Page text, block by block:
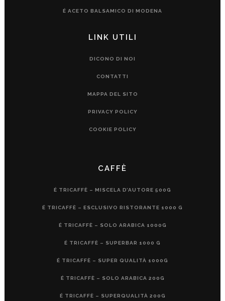
É ACETO BALSAMICO DI MODENA
LINK UTILI
DICONO DI NOI
CONTATTI
MAPPA DEL SITO
PRIVACY POLICY
COOKIE POLICY
CAFFÈ
É TRICAFFÈ – MISCELA D’AUTORE 500G
É TRICAFFÈ – ESCLUSIVO RISTORANTE 1000 G
É TRICAFFÈ – SOLO ARABICA 1000G
É TRICAFFÈ – SUPERBAR 1000 G
É TRICAFFÈ – SUPER QUALITÀ 1000G
É TRICAFFÈ – SOLO ARABICA 200G
É TRICAFFÈ – SUPERQUALITÀ 200G